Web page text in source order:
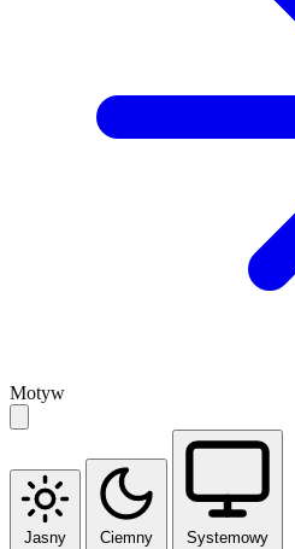
Motyw
Jasny Ciemny Systemowy